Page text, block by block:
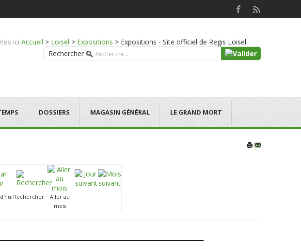
ici Accueil > Loisel > Expositions > Expositions - Site officiel de Regis Loisel
Rechercher
DOSSIERS MAGASIN GÉNÉRAL LE GRAND MORT
Rechercher
Aller au
mois